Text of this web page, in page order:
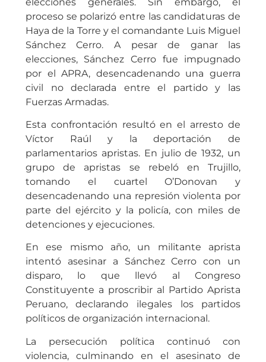
proceso se polarizó entre las candidaturas de
Haya de la Torre y el comandante Luis Miguel
Sánchez Cerro. A pesar de ganar las
elecciones, Sánchez Cerro fue impugnado
por el APRA, desencadenando una guerra
civil no declarada entre el partido y las
Fuerzas Armadas.
Esta confrontación resultó en el arresto de
Víctor Raúl y la deportación de
parlamentarios apristas. En julio de 1932, un
grupo de apristas se rebeló en Trujillo,
tomando el cuartel O’Donovan y
desencadenando una represión violenta por
parte del ejército y la policía, con miles de
detenciones y ejecuciones.
En ese mismo año, un militante aprista
intentó asesinar a Sánchez Cerro con un
disparo, lo que llevó al Congreso
Constituyente a proscribir al Partido Aprista
Peruano, declarando ilegales los partidos
políticos de organización internacional.
La persecución política continuó con
violencia, culminando en el asesinato de